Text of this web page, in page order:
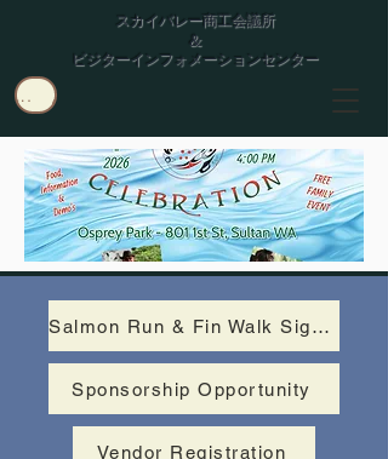
スカイバレー商工会議所
&
ビジターインフォメーションセンター
ユーザー
Salmon Run & Fin Walk Signup
Sponsorship Opportunity
Vendor Registration